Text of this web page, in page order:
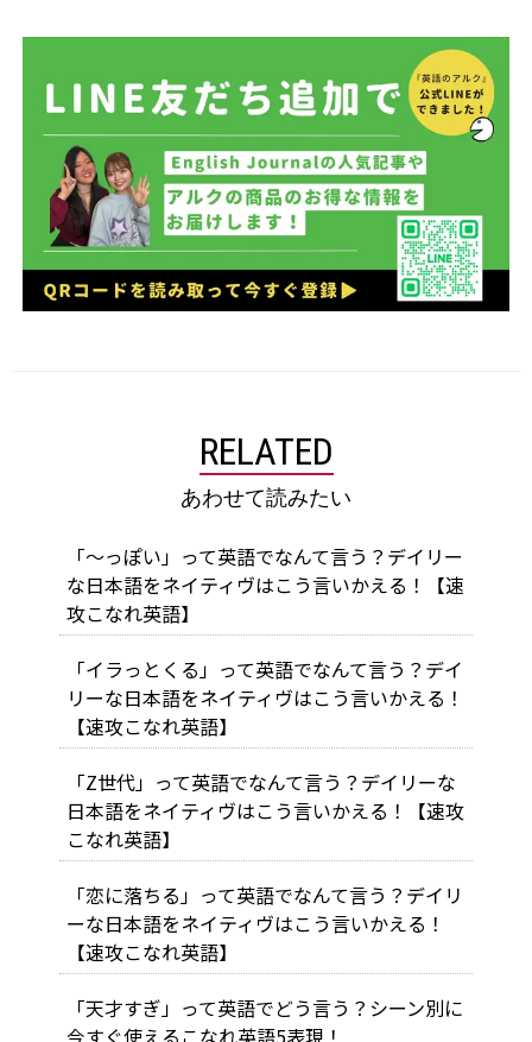
RELATED
あわせて読みたい
「～っぽい」って英語でなんて言う？デイリー
な日本語をネイティヴはこう言いかえる！【速
攻こなれ英語】
「イラっとくる」って英語でなんて言う？デイ
リーな日本語をネイティヴはこう言いかえる！
【速攻こなれ英語】
「Z世代」って英語でなんて言う？デイリーな
日本語をネイティヴはこう言いかえる！【速攻
こなれ英語】
「恋に落ちる」って英語でなんて言う？デイリ
ーな日本語をネイティヴはこう言いかえる！
【速攻こなれ英語】
「天才すぎ」って英語でどう言う？シーン別に
今すぐ使えるこなれ英語5表現！